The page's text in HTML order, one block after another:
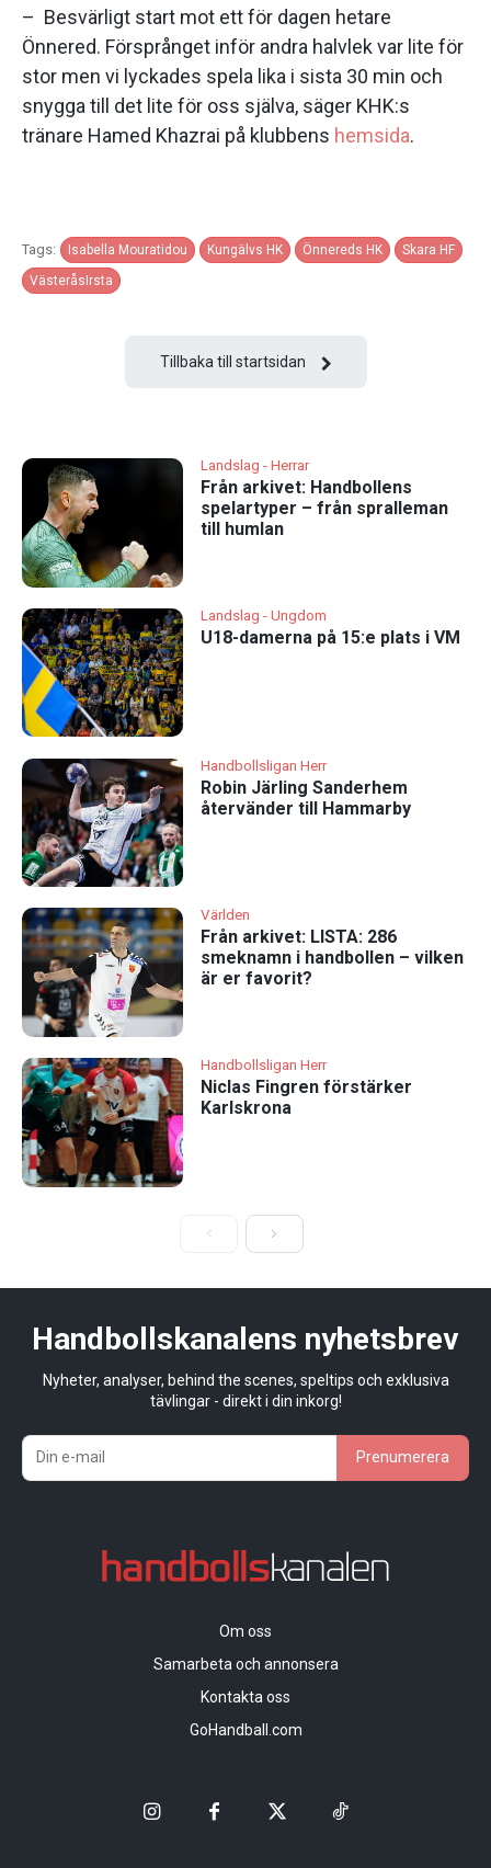
– Besvärligt start mot ett för dagen hetare
Önnered. Försprånget inför andra halvlek var lite för
stor men vi lyckades spela lika i sista 30 min och
snygga till det lite för oss själva, säger KHK:s
tränare Hamed Khazrai på klubbens hemsida.
Tags: Isabella Mouratidou Kungälvs HK Önnereds HK
Skara HF
VästeråsIrsta
Tillbaka till startsidan
Landslag - Herrar
Från arkivet: Handbollens
spelartyper – från spralleman
till humlan
Landslag - Ungdom
U18-damerna på 15:e plats i VM
Handbollsligan Herr
Robin Järling Sanderhem
återvänder till Hammarby
Världen
Från arkivet: LISTA: 286
smeknamn i handbollen – vilken
är er favorit?
Handbollsligan Herr
Niclas Fingren förstärker
Karlskrona
Handbollskanalens nyhetsbrev
Nyheter, analyser, behind the scenes, speltips och exklusiva
tävlingar - direkt i din inkorg!
Prenumerera
Om oss
Samarbeta och annonsera
Kontakta oss
GoHandball.com